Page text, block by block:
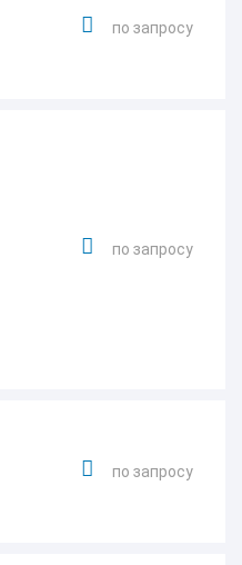
по запросу
по запросу
по запросу